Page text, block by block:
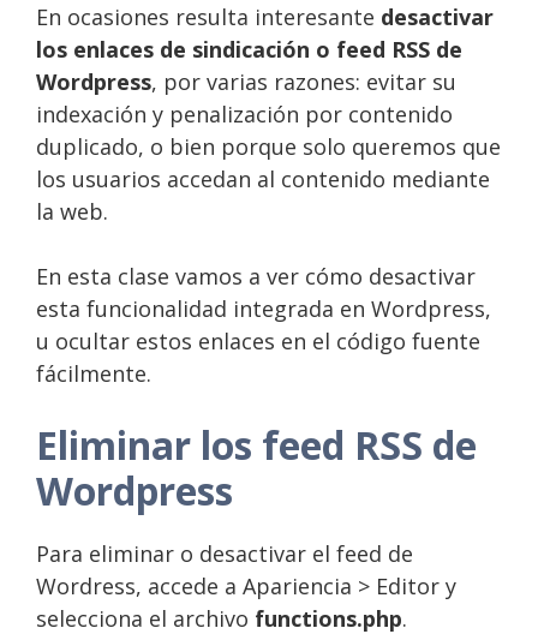
En ocasiones resulta interesante desactivar
los enlaces de sindicación o feed RSS de
Wordpress, por varias razones: evitar su
indexación y penalización por contenido
duplicado, o bien porque solo queremos que
los usuarios accedan al contenido mediante
la web.
En esta clase vamos a ver cómo desactivar
esta funcionalidad integrada en Wordpress,
u ocultar estos enlaces en el código fuente
fácilmente.
Eliminar los feed RSS de
Wordpress
Para eliminar o desactivar el feed de
Wordress, accede a Apariencia > Editor y
selecciona el archivo functions.php.